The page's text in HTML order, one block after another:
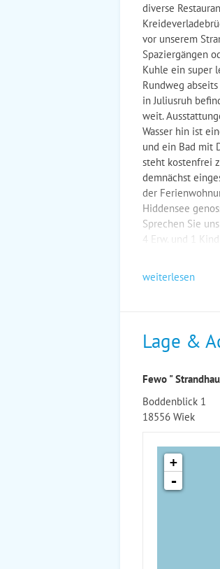
diverse
vor unserem
Spaziergängen
Kuhle ein super
Rundweg
in Juliusruh
weit.
Wasser hin ist
und ein Bad mit
steht kostenfrei
demnächst
der
Hiddensee
Sprechen Sie
4 Erw. und 1
weiterlesen
Lage &
Fewo "
Boddenblick 1
18556 Wiek
+
-